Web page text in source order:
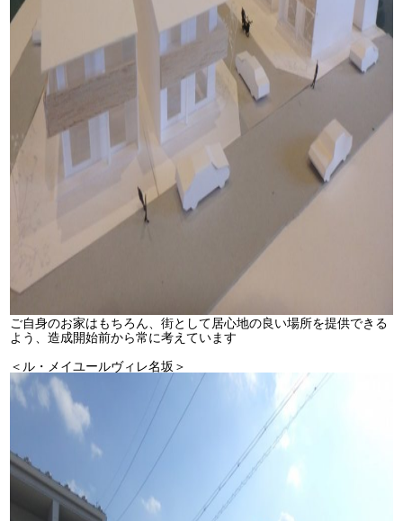
ご自身のお家はもちろん、街として居心地の良い場所を提供できる
よう、造成開始前から常に考えています
＜ル・メイユールヴィレ名坂＞